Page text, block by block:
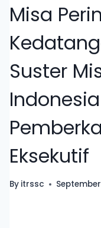
Misa
Suster
Eksekutif
By itrssc